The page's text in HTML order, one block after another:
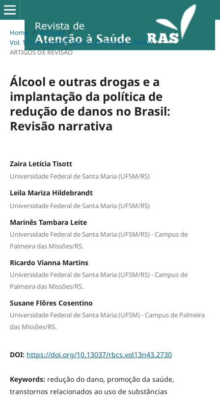
Home / Archives /
Vol. 13 No. 43 (2015): Revista de Atenção à Saúde /
ARTIGOS DE REVISÃO
Álcool e outras drogas e a
implantação da política de
redução de danos no Brasil:
Revisão narrativa
Zaira Letícia Tisott
Universidade Federal de Santa Maria (UFSM/RS)
Leila Mariza Hildebrandt
Universidade Federal de Santa Maria (UFSM/RS)
Marinês Tambara Leite
Universidade Federal de Santa Maria (UFSM/RS) - Campus de
Palmeira das Missões/RS.
Ricardo Vianna Martins
Universidade Federal de Santa Maria (UFSM/RS) - Campus de
Palmeira das Missões/RS.
Susane Flôres Cosentino
Universidade Federal de Santa Maria (UFSM) - Campus de Palmeira
das Missões/RS.
DOI: https://doi.org/10.13037/rbcs.vol13n43.2730
Keywords: redução do dano, promoção da saúde,
transtornos relacionados ao uso de substâncias